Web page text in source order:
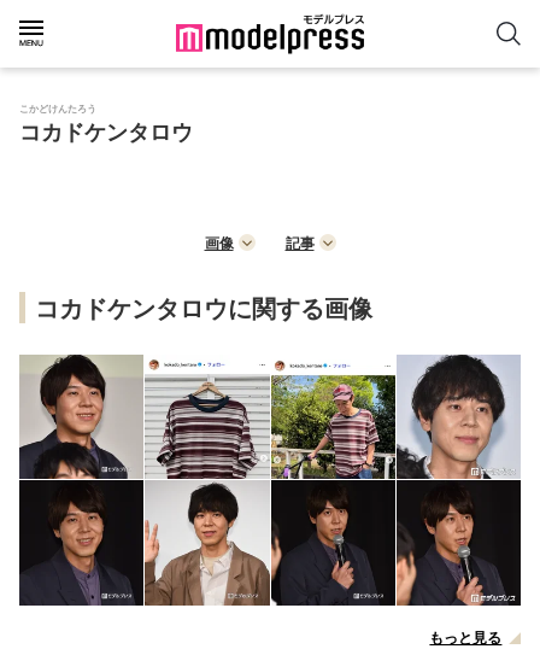
こかどけんたろう
コカドケンタロウ
画像 記事
コカドケンタロウに関する画像
もっと見る